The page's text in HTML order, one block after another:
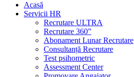
Acasă
Servicii HR
Recrutare ULTRA
Recrutare 360”
Abonament Lunar Recrutare
Consultanță Recrutare
Test psihometric
Assessment Center